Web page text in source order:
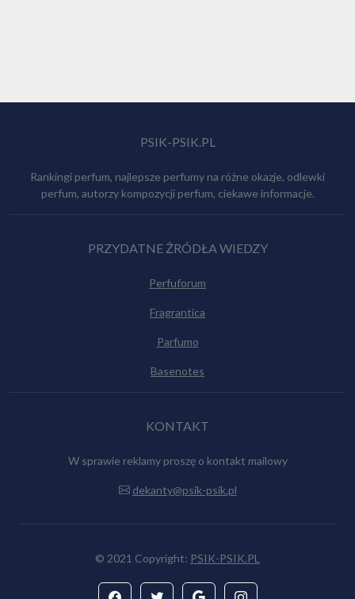
PSIK-PSIK.PL
Rankingi perfum, najlepsze perfumy na różne okazje, odlewki
perfum, autorzy kompozycji perfum, ciekawe informacje.
PRZYDATNE ŻRÓDŁA WIEDZY
Perfuforum
Fragrantica
Parfumo
Basenotes
KONTAKT
W sprawie reklamy proszę o kontakt mailowy
dekanty@psik-psik.pl
© 2021 Copyright: PSIK-PSIK.PL